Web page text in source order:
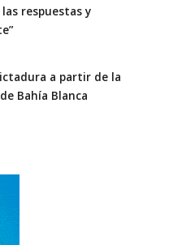
respuestas y
a partir de la
Bahía Blanca